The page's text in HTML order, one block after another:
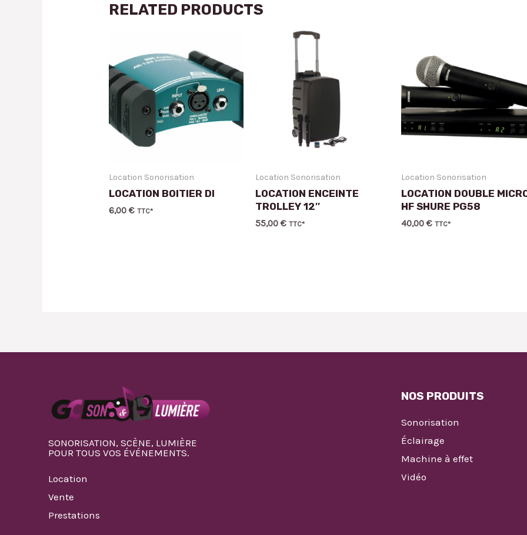
RELATED PRODUCTS
Location Sonorisation
LOCATION BOITIER DI
6,00€ TTC*
Location Sonorisation
LOCATION ENCEINTE
TROLLEY 12″
55,00 € TTC*
Location Sonorisation
LOCATION DOUBLE
HF SHURE PG58
40,00 € TTC*
SONORISATION, SCÈNE, LUMIÈRE
POUR TOUS VOS ÉVÉNEMENTS.
Location
Vente
Prestations
NOS PRODUITS
Sonorisation
Éclairage
Machine à effet
Vidéo